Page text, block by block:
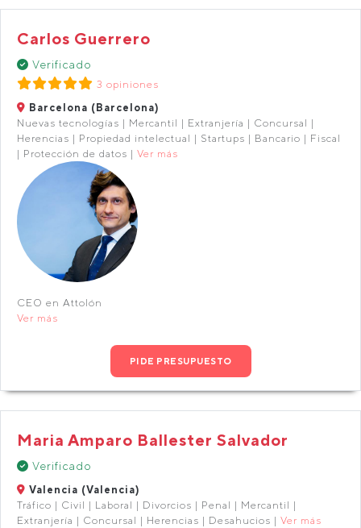
Carlos Guerrero
Verificado
3 opiniones
Barcelona (Barcelona)
Nuevas tecnologías | Mercantil | Extranjería | Concursal |
Herencias | Propiedad intelectual | Startups | Bancario | Fiscal
| Protección de datos | Ver más
CEO en Attolón
Ver más
PIDE PRESUPUESTO
Maria Amparo Ballester Salvador
Verificado
Valencia (Valencia)
Tráfico | Civil | Laboral | Divorcios | Penal | Mercantil |
Extranjería | Concursal | Herencias | Desahucios | Ver más